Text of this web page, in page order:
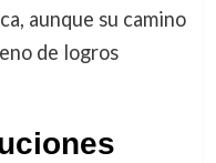
aunque su camino
de logros